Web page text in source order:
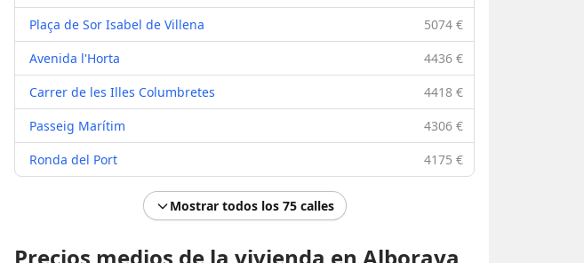
Plaça de Sor Isabel de Villena
5074 €
Avenida l'Horta
4436 €
Carrer de les Illes Columbretes
4418 €
Passeig Marítim
4306 €
Ronda del Port
4175 €
Mostrar todos los 75 calles